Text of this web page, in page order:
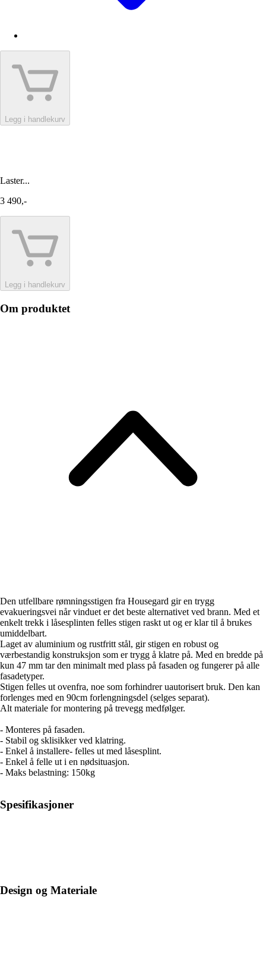
Legg i handlekurv
Laster...
3 490,-
Legg i handlekurv
Om produktet
Den utfellbare rømningsstigen fra Housegard gir en trygg
evakueringsvei når vinduet er det beste alternativet ved brann. Med et
enkelt trekk i låsesplinten felles stigen raskt ut og er klar til å brukes
umiddelbart.
Laget av aluminium og rustfritt stål, gir stigen en robust og
værbestandig konstruksjon som er trygg å klatre på. Med en bredde på
kun 47 mm tar den minimalt med plass på fasaden og fungerer på alle
fasadetyper.
Stigen felles ut ovenfra, noe som forhindrer uautorisert bruk. Den kan
forlenges med en 90cm forlengningsdel (selges separat).
Alt materiale for montering på trevegg medfølger.
- Monteres på fasaden.
- Stabil og sklisikker ved klatring.
- Enkel å installere- felles ut med låsesplint.
- Enkel å felle ut i en nødsituasjon.
- Maks belastning: 150kg
Spesifikasjoner
Design og Materiale